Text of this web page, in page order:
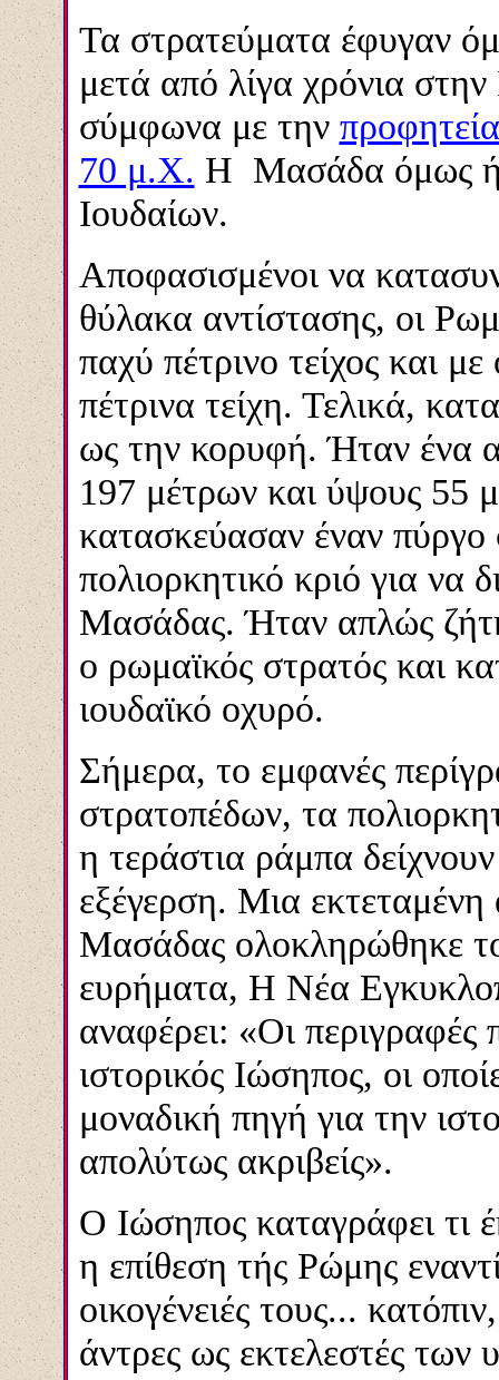
Τα στρατεύματα έφυγαν
μετά από λίγα χρόνια
σύμφωνα με την προφητεία
70 μ.Χ. Η Μασάδα όμως
Ιουδαίων.
Αποφασισμένοι να
θύλακα αντίστασης, οι
παχύ πέτρινο τείχος και
πέτρινα τείχη. Τελικά,
ως την κορυφή. Ήταν ένα
197 μέτρων και ύψους 55
κατασκεύασαν έναν πύργο
πολιορκητικό κριό για να
Μασάδας. Ήταν απλώς
ο ρωμαϊκός στρατός και
ιουδαϊκό οχυρό.
Σήμερα, το εμφανές
στρατοπέδων, τα
η τεράστια ράμπα
εξέγερση. Μια
Μασάδας ολοκληρώθηκε
ευρήματα, Η Νέα
αναφέρει: «Οι περιγραφές
ιστορικός Ιώσηπος, οι
μοναδική πηγή για την
απολύτως ακριβείς».
Ο Ιώσηπος καταγράφει τι
η επίθεση τής Ρώμης
οικογένειές τους...
άντρες ως εκτελεστές